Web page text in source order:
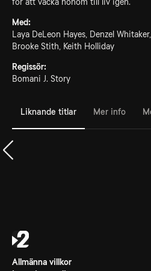
Med:
Laya DeLeon Hayes, Denzel
Brooke Stith, Keith Holliday
Regissör:
Bomani J. Story
Liknande titlar Mer info
Allmänna villkor